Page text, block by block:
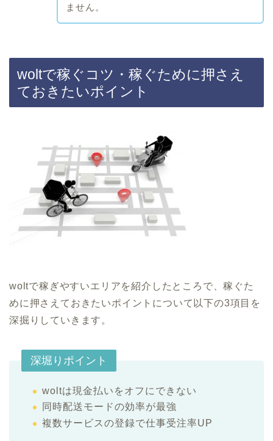
ません。
woltで稼ぐコツ・稼ぐために押さえ
ておきたいポイント
woltで稼ぎやすいエリアを紹介したところで、稼ぐた
めに押さえておきたいポイントについて以下の3項目を
深掘りしていきます。
深堀りポイント
woltは現金払いをオフにできない
同時配送モードの効率が最強
複数サービスの登録で仕事受注率UP